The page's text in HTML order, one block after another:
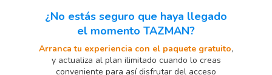
¿No estás seguro que haya llegado
el momento TAZMAN?
Arranca tu experiencia con el paquete gratuito,
y actualiza al plan ilimitado cuando lo creas
conveniente para así disfrutar del acceso